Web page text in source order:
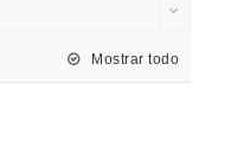
Mostrar todo